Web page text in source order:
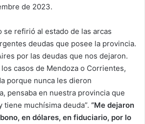
de 2023.
se refirió al estado de las arcas
deudas que posee la provincia.
por las deudas que nos dejaron.
casos de Mendoza o Corrientes,
porque nunca les dieron
pensaba en nuestra provincia que
tiene muchísima deuda”. “Me dejaron
en dólares, en fiduciario, por lo